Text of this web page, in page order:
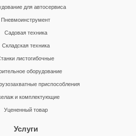
для автосервиса
Пневмоинструмент
Садовая техника
Складская техника
листогибочные
оборудование
приспособления
и комплектующие
Уцененный товар
Услуги